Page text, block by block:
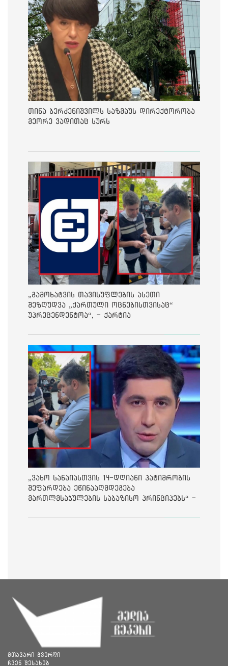
თინა ბერძენიშვილს საზმაუს დირექტორობა
მეორე ვადითაც სურს
„გამოხატვის თავისუფლების ასეთი
შეზღუდვა „ქართული ოცნებისთვისაც“
უპრეცენდენტოა“, - ქარტია
„ვახო სანაიასთვის 14-დღიანი პატიმრობის
შეფარდება ეწინააღმდეგება
მართლმსაჯულების საბაზისო პრინციპებს“ -
მთავარი გვერდი
ჩვენ შესახებ